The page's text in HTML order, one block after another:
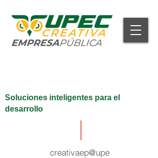
Soluciones inteligentes para el
desarrollo
creativaep@upe